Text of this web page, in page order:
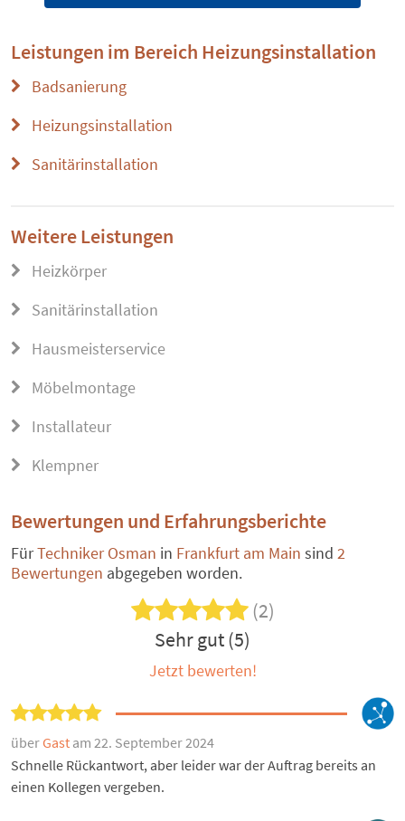
Leistungen im Bereich Heizungsinstallation
Badsanierung
Heizungsinstallation
Sanitärinstallation
Weitere Leistungen
Heizkörper
Sanitärinstallation
Hausmeisterservice
Möbelmontage
Installateur
Klempner
Bewertungen und Erfahrungsberichte
FürTechniker Osman in Frankfurt am Main sind 2
Bewertungen abgegeben worden.
(2)
Sehr gut (5)
Jetzt bewerten!
überGast am 22. September 2024
Schnelle Rückantwort, aber leider war der Auftrag bereits an
einen Kollegen vergeben.